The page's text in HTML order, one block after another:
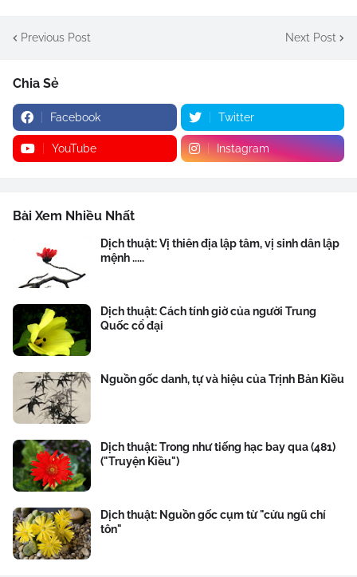
Previous Post Next Post
Chia Sẻ
Facebook Twitter
YouTube Instagram
Bài Xem Nhiều Nhất
Dịch thuật: Vị thiên địa lập tâm, vị sinh dân lập
mệnh .....
Dịch thuật: Cách tính giờ của người Trung
Quốc cổ đại
Nguồn gốc danh, tự và hiệu của Trịnh Bản Kiều
Dịch thuật: Trong như tiếng hạc bay qua (481)
("Truyện Kiều")
Dịch thuật: Nguồn gốc cụm từ "cửu ngũ chí
tôn"